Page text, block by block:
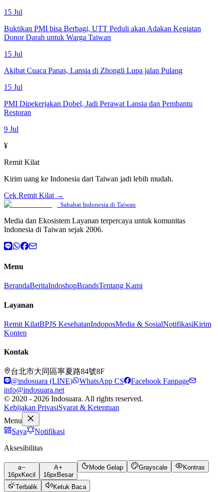
15 Jul
Buktikan PMI bisa Berbagi, UTT Peduli akan Adakan Kegiatan
Donor Darah untuk Warga Taiwan
15 Jul
Akibat Cuaca Panas, Lansia di Zhongli Lupa jalan Pulang
15 Jul
PMI Dipekerjakan Dobel, Jadi Perawat Lansia dan Pembantu
Restoran
9 Jul
¥
Remit Kilat
Kirim uang ke Indonesia dari Taiwan jadi lebih mudah.
Cek Remit Kilat →
Sahabat Indonesia di Taiwan
Media dan Ekosistem Layanan terpercaya untuk komunitas
Indonesia di Taiwan sejak 2006.
Menu
BerandaBeritaIndoshopBrandsTentang Kami
Layanan
Remit KilatBPJS KesehatanIndoposMedia & SosialNotifikasiKirim
Konten
Kontak
台北市大同區寧夏路84號8F
@indosuara (LINE)
WhatsApp CS
Facebook Fanpage
info@indosuara.net
© 2020 - 2026 Indosuara. All rights reserved.
Kebijakan PrivasiSyarat & Ketentuan
Menu
Saya
Notifikasi
Aksesibilitas
a
16px Kecil
A
16px Besar
Mode Gelap Grayscale Kontras
Terbalik Ketuk Baca